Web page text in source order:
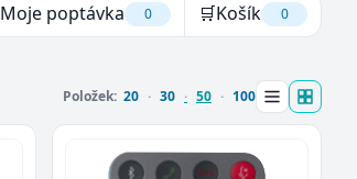
Moje poptávka 0 🛒Košík 0
Položek: 20 30 50 100